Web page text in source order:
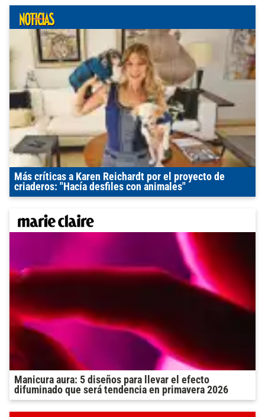
Más críticas a Karen Reichardt por el proyecto de
criaderos: "Hacía desfiles con animales"
Manicura aura: 5 diseños para llevar el efecto
difuminado que será tendencia en primavera 2026